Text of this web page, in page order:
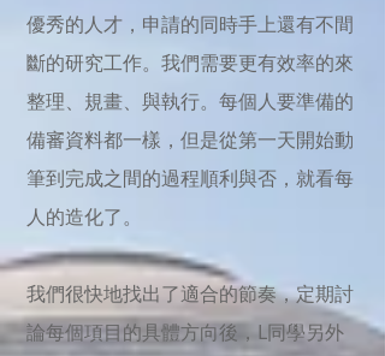
優秀的人才，申請的同時手上還有不間
斷的研究工作。我們需要更有效率的來
整理、規畫、與執行。每個人要準備的
備審資料都一樣，但是從第一天開始動
筆到完成之間的過程順利與否，就看每
人的造化了。
我們很快地找出了適合的節奏，定期討
論每個項目的具體方向後，L同學另外